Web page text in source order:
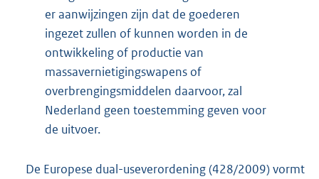
er aanwijzingen zijn dat de goederen
ingezet zullen of kunnen worden in de
ontwikkeling of productie van
massavernietigingswapens of
overbrengingsmiddelen daarvoor, zal
Nederland geen toestemming geven voor
de uitvoer.
De Europese dual-useverordening (428/2009) vormt